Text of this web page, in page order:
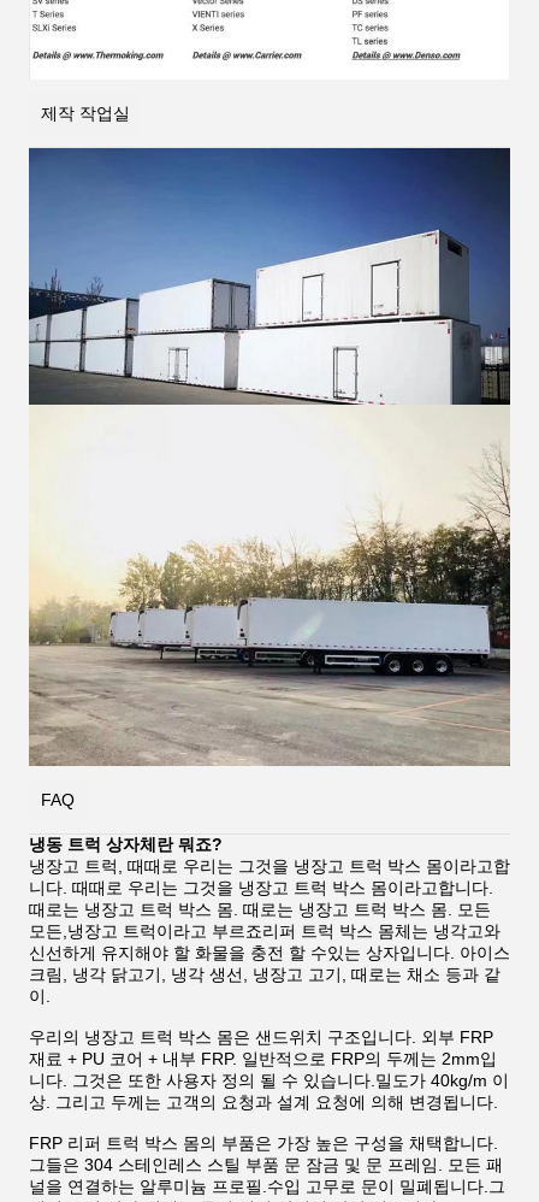
제작 작업실
FAQ
냉동 트럭 상자체란 뭐죠?
냉장고 트럭, 때때로 우리는 그것을 냉장고 트럭 박스 몸이라고합
니다. 때때로 우리는 그것을 냉장고 트럭 박스 몸이라고합니다.
때로는 냉장고 트럭 박스 몸. 때로는 냉장고 트럭 박스 몸. 모든
모든,냉장고 트럭이라고 부르죠리퍼 트럭 박스 몸체는 냉각고와
신선하게 유지해야 할 화물을 충전 할 수있는 상자입니다. 아이스
크림, 냉각 닭고기, 냉각 생선, 냉장고 고기, 때로는 채소 등과 같
이.
우리의 냉장고 트럭 박스 몸은 샌드위치 구조입니다. 외부 FRP
재료 + PU 코어 + 내부 FRP. 일반적으로 FRP의 두께는 2mm입
니다. 그것은 또한 사용자 정의 될 수 있습니다.밀도가 40kg/m 이
상. 그리고 두께는 고객의 요청과 설계 요청에 의해 변경됩니다.
FRP 리퍼 트럭 박스 몸의 부품은 가장 높은 구성을 채택합니다.
그들은 304 스테인레스 스틸 부품 문 잠금 및 문 프레임. 모든 패
널을 연결하는 알루미늄 프로필.수입 고무로 문이 밀폐됩니다.그